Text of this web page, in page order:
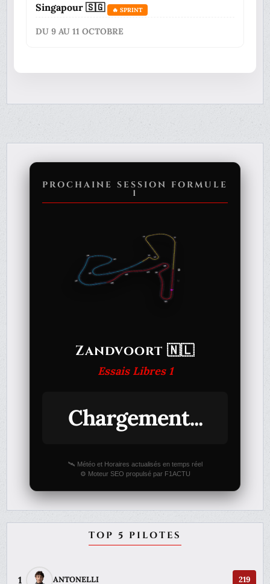
Singapour 🇸🇬 🔥 SPRINT
DU 9 AU 11 OCTOBRE
PROCHAINE SESSION FORMULE
1
Zandvoort 🇳🇱
Essais Libres 1
Chargement...
🛰️ Météo et Horaires actualisés en temps réel
⚙️ Moteur SEO propulsé par F1ACTU
TOP 5 PILOTES
1 ANTONELLI 219